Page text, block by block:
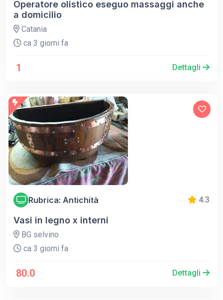
Operatore olistico eseguo massaggi anche
a domicilio
Catania
ca 3 giorni fa
1 Dettagli
Rubrica: Antichità 4.3
Vasi in legno x interni
BG selvino
ca 3 giorni fa
80.0 Dettagli